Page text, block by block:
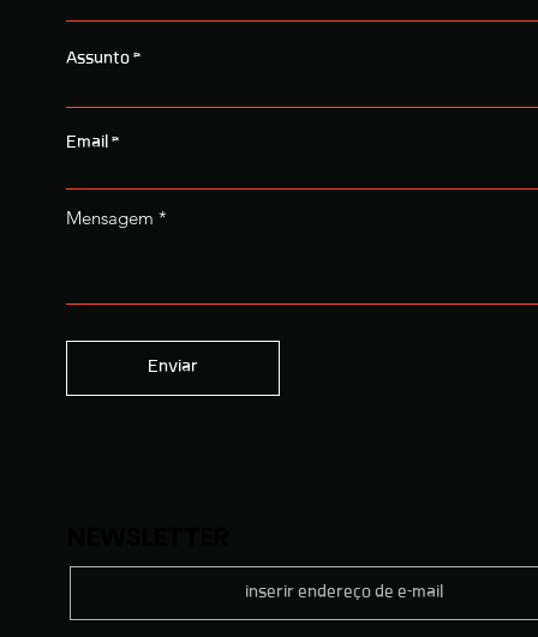
Email
Mensagem
Enviar
Assunto